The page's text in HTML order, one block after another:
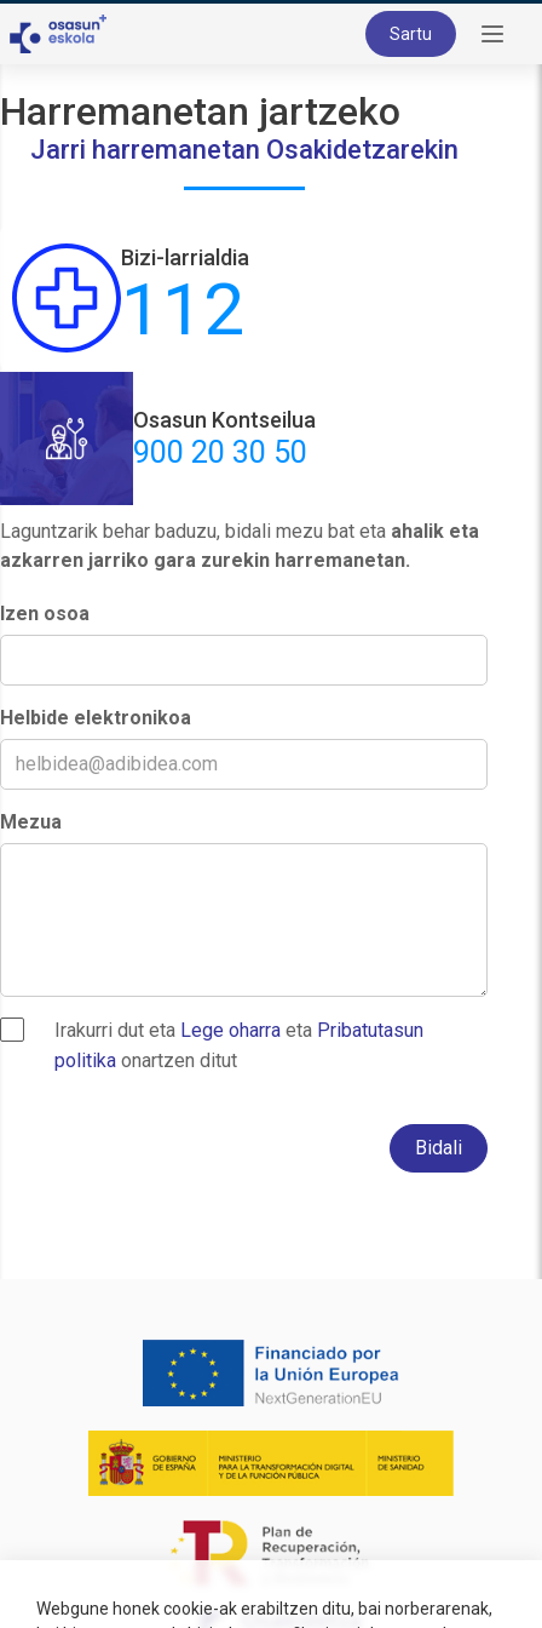
Sartu
Harremanetan jartzeko
Laguntzarik behar baduzu, bidali mezu bat eta ahalik eta
azkarren jarriko gara zurekin harremanetan.
Izen osoa
Helbide elektronikoa
Mezua
Irakurri dut eta Lege oharra eta Pribatutasun
politika onartzen ditut
Bidali
Jarri harremanetan Osakidetzarekin
Bizi-larrialdia
112
Osasun Kontseilua
900 20 30 50
Webgune honek cookie-ak erabiltzen ditu, bai norberarenak,